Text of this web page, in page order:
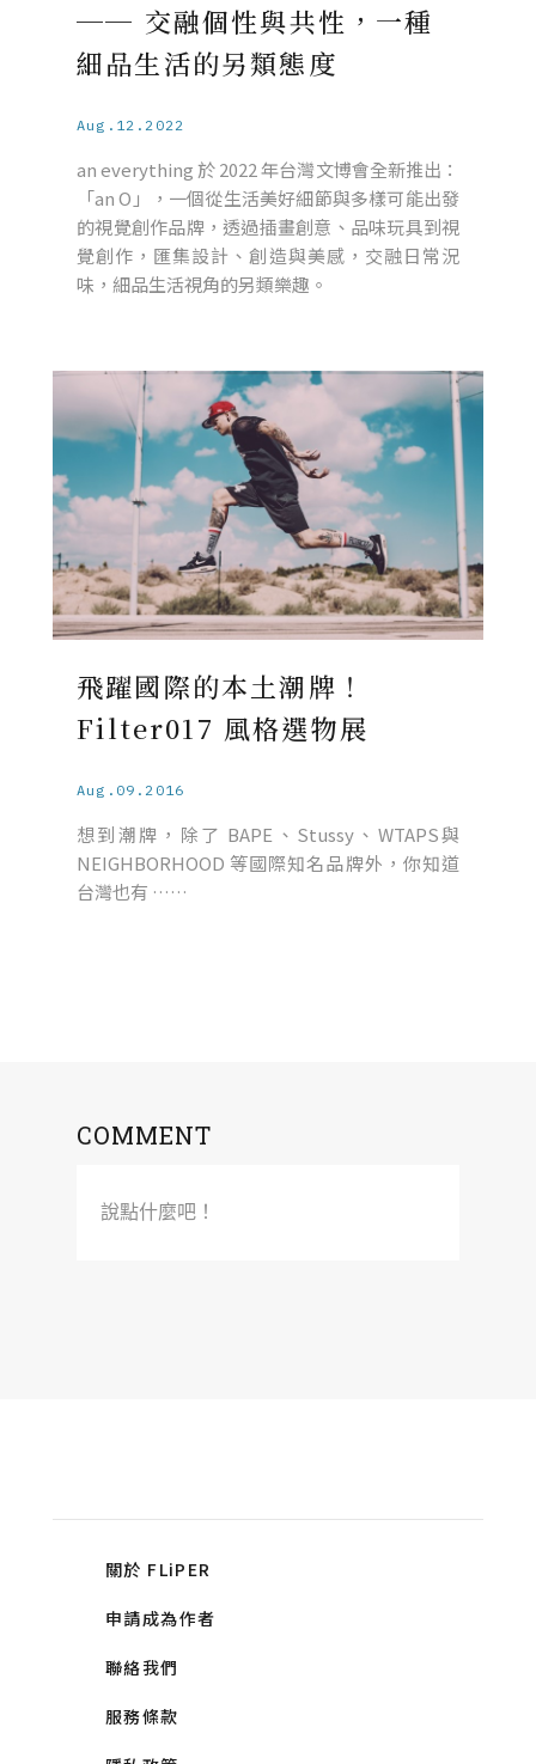
── 交融個性與共性，一種
細品生活的另類態度
Aug.12.2022
an everything 於 2022 年台灣文博會全新推出：
「an O」，一個從生活美好細節與多樣可能出發
的視覺創作品牌，透過插畫創意、品味玩具到視
覺創作，匯集設計、創造與美感，交融日常況
味，細品生活視角的另類樂趣。
飛躍國際的本土潮牌！
Filter017 風格選物展
Aug.09.2016
想到潮牌，除了 BAPE、Stussy、WTAPS與
NEIGHBORHOOD 等國際知名品牌外，你知道
台灣也有 ……
COMMENT
說點什麼吧！
關於 FLiPER
申請成為作者
聯絡我們
服務條款